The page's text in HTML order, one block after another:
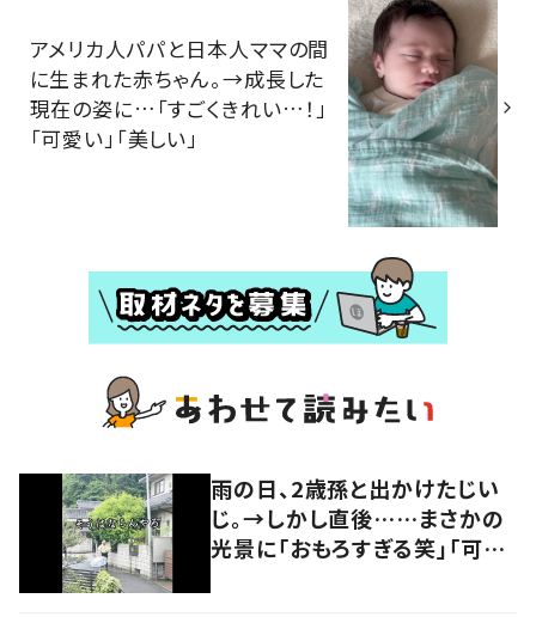
アメリカ人パパと日本人ママの間
に生まれた赤ちゃん。→成長した
現在の姿に…「すごくきれい…！」
「可愛い」「美しい」
雨の日、2歳孫と出かけたじい
じ。→しかし直後……まさかの
光景に「おもろすぎる笑」「可愛